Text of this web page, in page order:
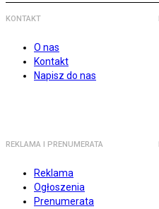
KONTAKT
O nas
Kontakt
Napisz do nas
REKLAMA I PRENUMERATA
Reklama
Ogłoszenia
Prenumerata